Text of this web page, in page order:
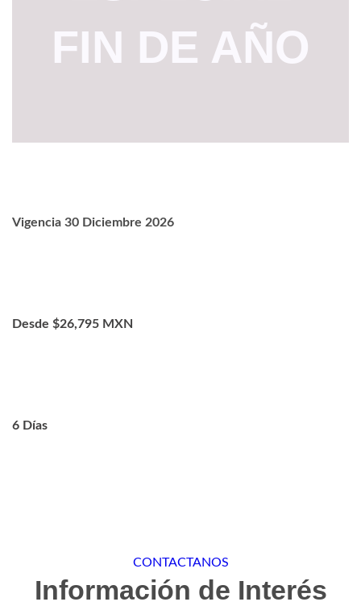
FIN DE AÑO
Vigencia 30 Diciembre 2026
Desde $26,795 MXN
6 Días
CONTACTANOS
Información de Interés